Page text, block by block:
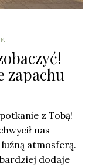
zapachu
z Tobą!
nas
atmosferą.
dodaje